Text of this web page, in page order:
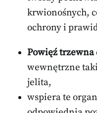
krwionośnych,
ochrony i
Powięź trzewna
wewnętrzne
jelita,
wspiera te